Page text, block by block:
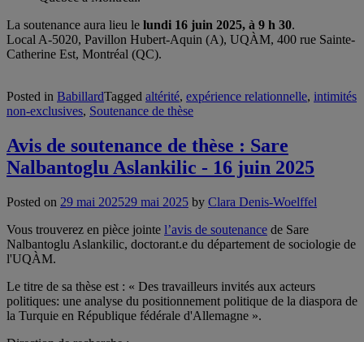
La soutenance aura lieu le lundi 16 juin 2025, à 9 h 30.
Local A-5020, Pavillon Hubert-Aquin (A), UQÀM, 400 rue Sainte-
Catherine Est, Montréal (QC).
Posted in BabillardTagged altérité, expérience relationnelle, intimités
non-exclusives, Soutenance de thèse
Avis de soutenance de thèse : Sare
Nalbantoglu Aslankilic - 16 juin 2025
Posted on 29 mai 202529 mai 2025 by Clara Denis-Woelffel
Vous trouverez en pièce jointe l’avis de soutenance de Sare
Nalbantoglu Aslankilic, doctorant.e du département de sociologie de
l'UQÀM.
Le titre de sa thèse est : « Des travailleurs invités aux acteurs
politiques: une analyse du positionnement politique de la diaspora de
la Turquie en République fédérale d'Allemagne ».